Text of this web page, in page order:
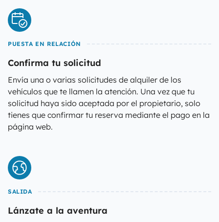
PUESTA EN RELACIÓN
Confirma tu solicitud
Envía una o varias solicitudes de alquiler de los
vehículos que te llamen la atención. Una vez que tu
solicitud haya sido aceptada por el propietario, solo
tienes que confirmar tu reserva mediante el pago en la
página web.
SALIDA
Lánzate a la aventura